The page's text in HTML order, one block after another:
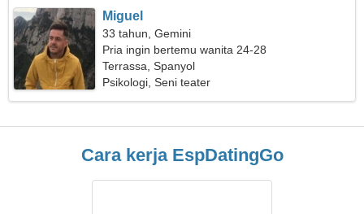
Miguel
33 tahun, Gemini
Pria ingin bertemu wanita 24-28
Terrassa, Spanyol
Psikologi, Seni teater
Cara kerja EspDatingGo